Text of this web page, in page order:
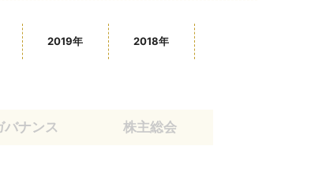
2019年 2018年
バナンス 株主総会